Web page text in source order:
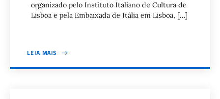
organizado pelo Instituto Italiano de Cultura de
Lisboa e pela Embaixada de Itália em Lisboa, […]
LEIA MAIS